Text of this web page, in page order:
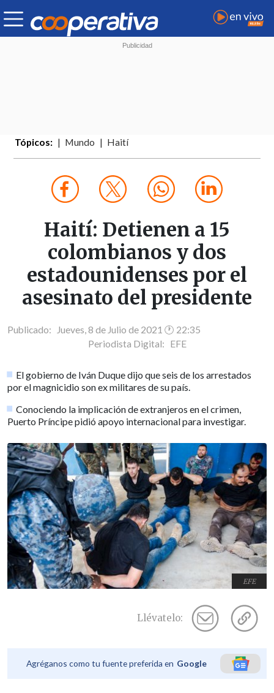
Tópicos: Mundo Haití
Haití: Detienen a 15
colombianos y dos
estadounidenses por el
asesinato del presidente
Publicado: Jueves, 8 de Julio de 2021 🕐 22:35
Periodista Digital: EFE
El gobierno de Iván Duque dijo que seis de los arrestados
por el magnicidio son ex militares de su país.
Conociendo la implicación de extranjeros en el crimen,
Puerto Príncipe pidió apoyo internacional para investigar.
EFE
Llévatelo:
Agréganos como tu fuente preferida en Google